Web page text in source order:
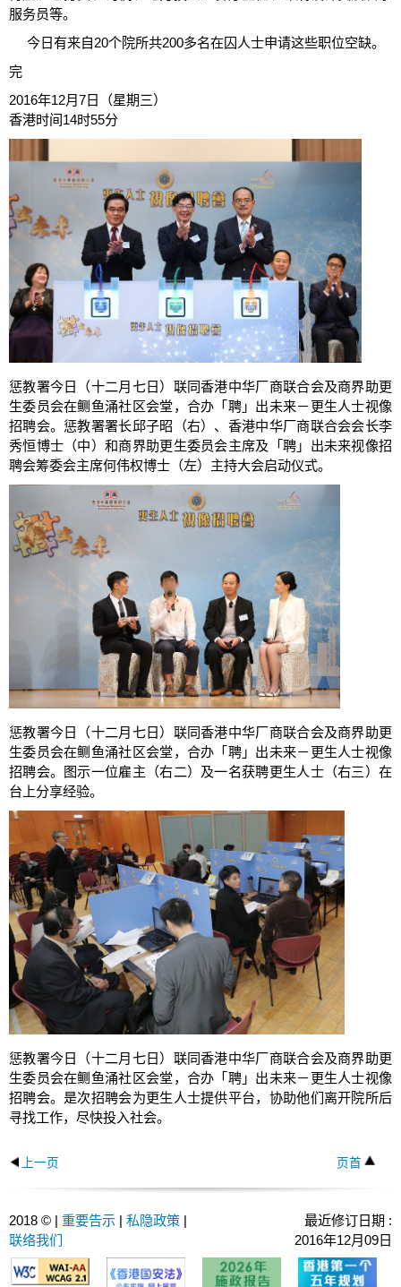
服务员等。
今日有来自20个院所共200多名在囚人士申请这些职位空缺。
完
2016年12月7日（星期三）
香港时间14时55分
惩教署今日（十二月七日）联同香港中华厂商联合会及商界助更
生委员会在鲗鱼涌社区会堂，合办「聘」出未来－更生人士视像
招聘会。惩教署署长邱子昭（右）、香港中华厂商联合会会长李
秀恒博士（中）和商界助更生委员会主席及「聘」出未来视像招
聘会筹委会主席何伟权博士（左）主持大会启动仪式。
惩教署今日（十二月七日）联同香港中华厂商联合会及商界助更
生委员会在鲗鱼涌社区会堂，合办「聘」出未来－更生人士视像
招聘会。图示一位雇主（右二）及一名获聘更生人士（右三）在
台上分享经验。
惩教署今日（十二月七日）联同香港中华厂商联合会及商界助更
生委员会在鲗鱼涌社区会堂，合办「聘」出未来－更生人士视像
招聘会。是次招聘会为更生人士提供平台，协助他们离开院所后
寻找工作，尽快投入社会。
上一页 页首
2018 © | 重要告示 | 私隐政策 |
联络我们
最近修订日期 :
2016年12月09日